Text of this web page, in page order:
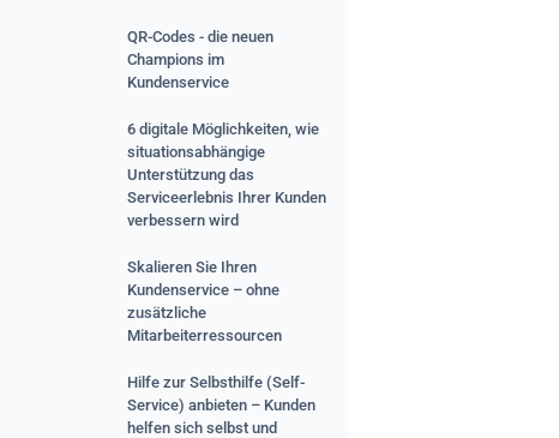
QR-Codes - die neuen
Champions im
Kundenservice
6 digitale Möglichkeiten, wie
situationsabhängige
Unterstützung das
Serviceerlebnis Ihrer Kunden
verbessern wird
Skalieren Sie Ihren
Kundenservice – ohne
zusätzliche
Mitarbeiterressourcen
Hilfe zur Selbsthilfe (Self-
Service) anbieten – Kunden
helfen sich selbst und